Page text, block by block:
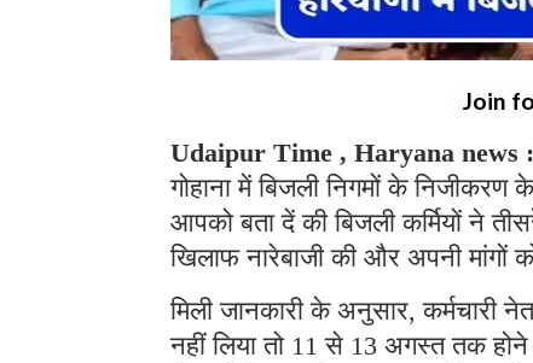
Join
Udaipur Time , Haryana news :
गोहाना में बिजली निगमों के निजीकरण
आपको बता दें की बिजली कर्मियों ने
खिलाफ नारेबाजी की और अपनी
मिली जानकारी के अनुसार,
नहीं लिया तो 11 से 13 अगस्त तक होने